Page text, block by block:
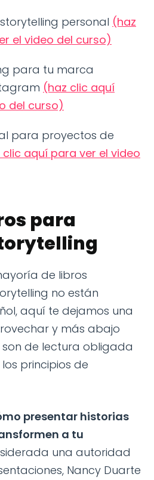
personal (haz
el video del curso)
para tu marca
(haz clic aquí
del curso)
para proyectos de
clic aquí para ver el video
para
de libros
no están
aquí te dejamos una
y más abajo
de lectura obligada
principios de
presentar historias
a tu
una autoridad
Nancy Duarte